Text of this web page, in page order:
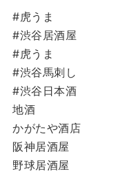
#虎うま
#渋谷居酒屋
#虎うま
#渋谷馬刺し
#渋谷日本酒
地酒
かがたや酒店
阪神居酒屋
野球居酒屋